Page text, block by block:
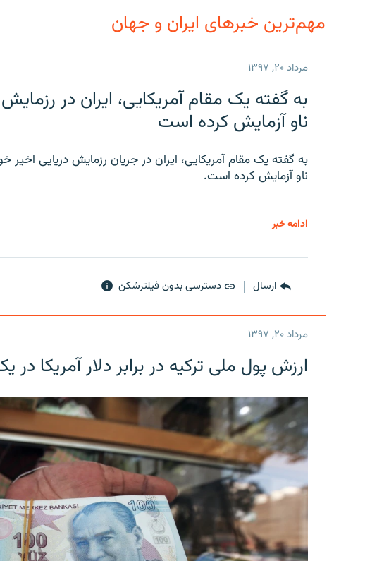
مهم‌ترین خبرهای ایران و جهان
مرداد ۲۰, ۱۳۹۷
به گفته یک مقام آمریکایی، ایران در
ناو آزمایش کرده است
به گفته یک مقام آمریکایی، ایران در جریان رزمایش دریایی
ناو آزمایش کرده است.
ادامه خبر
ارسال دسترسی بدون فیلترشکن
مرداد ۲۰, ۱۳۹۷
ارزش پول ملی ترکیه در برابر دلار آمریکا در یک روز ۱۸ درصد